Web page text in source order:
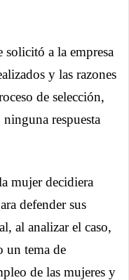
solicitó a la empresa
y las razones
de selección,
respuesta
mujer decidiera
defender sus
al analizar el caso,
un tema de
de las mujeres y